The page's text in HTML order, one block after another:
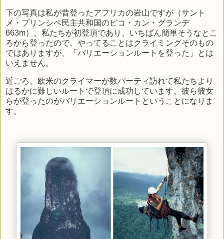
下の写真は私が昔登ったアフリカの岩山ですが（サント
メ・プリンシペ民主共和国のピコ・カン・グランデ
663m）、私たちが初登頂であり、いちばん簡単そうなとこ
ろから登ったので、やってることはクライミングそのもの
ではありますが、「バリエーションルートを登った」とは
いえません。
近ごろ、欧米のクライマーが数パーティ訪れて私たちより
はるかに難しいルートで登頂に成功しています。彼ら彼女
らが登ったのがバリエーションルートということになりま
す。